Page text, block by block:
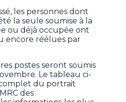
les personnes dont
la seule soumise à la
ou déjà occupée ont
encore réélues par
postes seront soumis
Le tableau ci-
du portrait
des